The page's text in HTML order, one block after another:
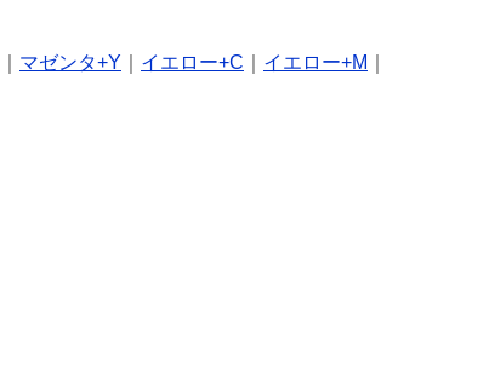
マゼンタ+Y イエロー+C イエロー+M